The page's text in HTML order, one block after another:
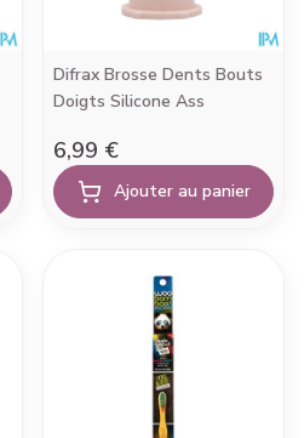
Difrax Brosse Dents Bouts
Doigts Silicone Ass
6,99 €
Ajouter au panier